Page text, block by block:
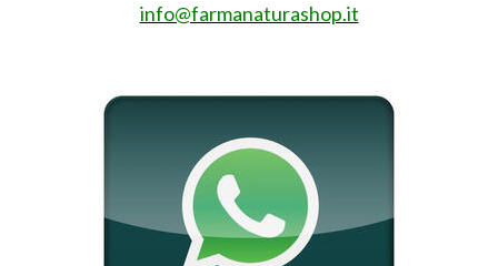
info@farmanaturashop.it